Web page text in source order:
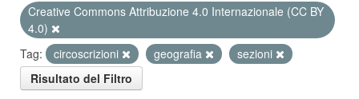
Creative Commons Attribuzione 4.0 Internazionale (CC BY
4.0)
Tag:
circoscrizioni geografia
sezioni
Risultato del Filtro